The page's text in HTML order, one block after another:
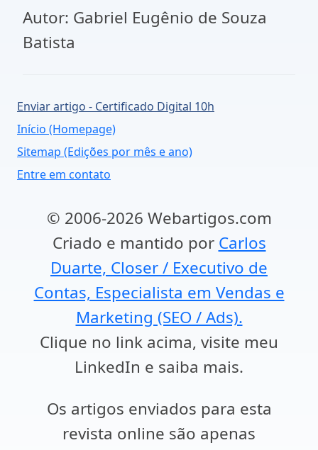
Autor: Gabriel Eugênio de Souza
Batista
Enviar artigo - Certificado Digital 10h
Início (Homepage)
Sitemap (Edições por mês e ano)
Entre em contato
© 2006-2026 Webartigos.com
Criado e mantido por Carlos
Duarte, Closer / Executivo de
Contas, Especialista em Vendas e
Marketing (SEO / Ads).
Clique no link acima, visite meu
LinkedIn e saiba mais.
Os artigos enviados para esta
revista online são apenas